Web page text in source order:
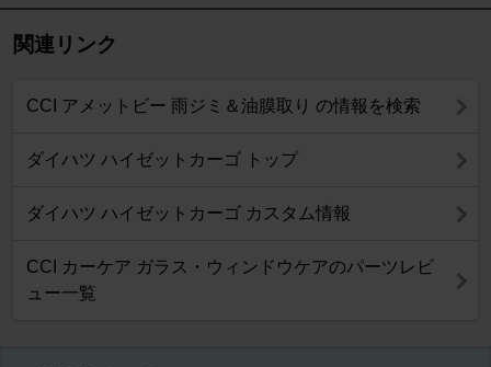
関連リンク
CCI アメットビー 雨ジミ＆油膜取り の情報を検索
ダイハツ ハイゼットカーゴ トップ
ダイハツ ハイゼットカーゴ カスタム情報
CCI カーケア ガラス・ウィンドウケアのパーツレビ
ュー一覧